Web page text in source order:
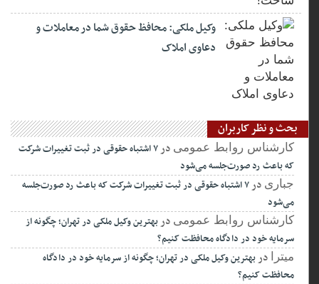
وکیل ملکی: محافظ حقوق شما در معاملات و
دعاوی املاک
بحث و نظر کاربران
کارشناس روابط عمومیدر ۷ اشتباه حقوقی در ثبت تغییرات شرکت
که باعث رد صورت‌جلسه می‌شود
جباری در ۷ اشتباه حقوقی در ثبت تغییرات شرکت که باعث رد صورت‌جلسه
می‌شود
کارشناس روابط عمومیدربهترین وکیل ملکی در تهران؛ چگونه از
سرمایه خود در دادگاه محافظت کنیم؟
میترادربهترین وکیل ملکی در تهران؛ چگونه از سرمایه خود در دادگاه
محافظت کنیم؟